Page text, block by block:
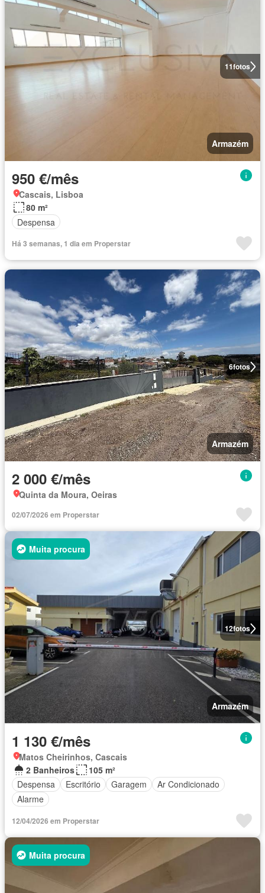
11fotos
Armazém
950 €/mês
Cascais, Lisboa
80 m²
Despensa
Há 3 semanas, 1 dia em Properstar
6fotos
Armazém
2 000 €/mês
Quinta da Moura, Oeiras
02/07/2026 em Properstar
12fotos
Muita procura
Armazém
1 130 €/mês
Matos Cheirinhos, Cascais
2 Banheiros
105 m²
Despensa
Escritório Garagem
Ar Condicionado
Alarme
12/04/2026 em Properstar
Muita procura